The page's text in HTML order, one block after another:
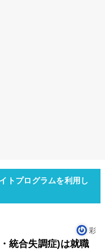
トプログラムを利用し
彩
統合失調症)は就職